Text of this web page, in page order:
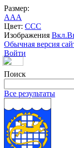
Размер:
AAA
Цвет: CCC
Изображения Вкл.
Обычная версия
Войти
Поиск
Все результаты